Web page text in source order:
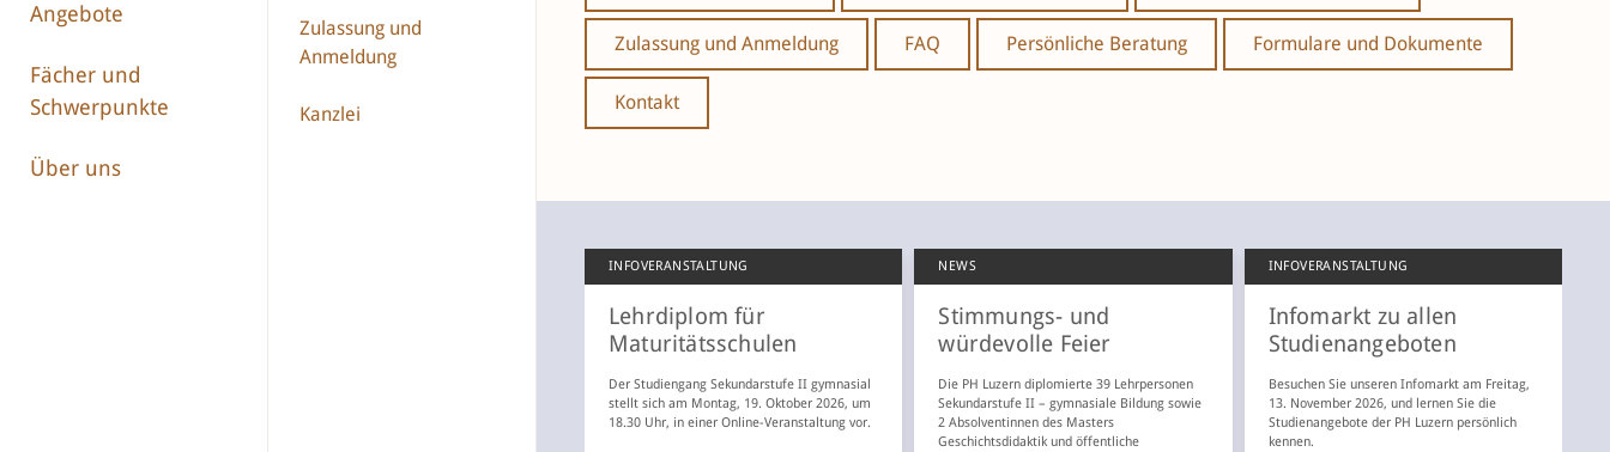
Angebote
Fächer und
Schwerpunkte
Über uns
Zulassung und
Anmeldung
Kanzlei
Zulassung und Anmeldung FAQ Persönliche Beratung Formulare und Dokumente
Kontakt
INFOVERANSTALTUNG
Lehrdiplom für
Maturitätsschulen
Der Studiengang Sekundarstufe II gymnasial
stellt sich am Montag, 19. Oktober 2026, um
18.30 Uhr, in einer Online-Veranstaltung vor.
NEWS
Stimmungs- und
würdevolle Feier
Die PH Luzern diplomierte 39 Lehrpersonen
Sekundarstufe II – gymnasiale Bildung sowie
2 Absolventinnen des Masters
Geschichtsdidaktik und öffentliche
INFOVERANSTALTUNG
Infomarkt zu allen
Studienangeboten
Besuchen Sie unseren Infomarkt am Freitag,
13. November 2026, und lernen Sie die
Studienangebote der PH Luzern persönlich
kennen.